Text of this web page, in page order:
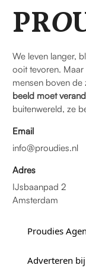
PRO
We leven langer,
ooit tevoren.
mensen boven
beeld moet
buitenwereld, ze
Email
info@proudies.nl
Adres
IJsbaanpad 2
Amsterdam
Proudies
Adverteren